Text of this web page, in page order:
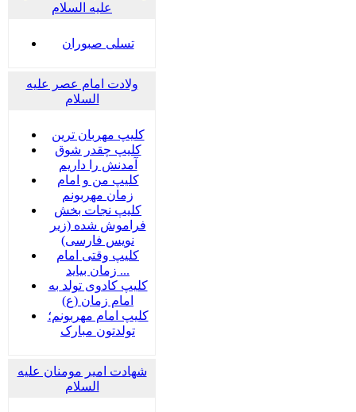
علیه السلام
تسلی صبوران
ولادت امام عصر علیه
السلام
کلیپ مهربان ترین
کلیپ چقدر شوق
آمدنش را داریم
کلیپ من و امام
زمان مهربونم
کلیپ نجات بخش
فراموش شده (زیر
نویس فارسی)
کلیپ وقتی امام
زمان بیاید ...
کلیپ کادوی تولد به
امام زمان (ع)
کلیپ امام مهربونم؛
تولدتون مبارک
شهادت امیر مومنان علیه
السلام